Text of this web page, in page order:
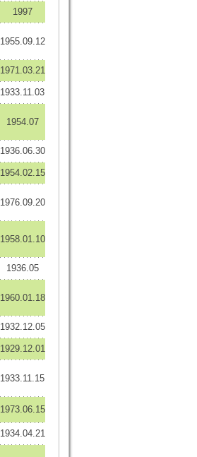
1997
1955.09.12
1971.03.21
1933.11.03
1954.07
1936.06.30
1954.02.15
1976.09.20
1958.01.10
1936.05
1960.01.18
1932.12.05
1929.12.01
1933.11.15
1973.06.15
1934.04.21